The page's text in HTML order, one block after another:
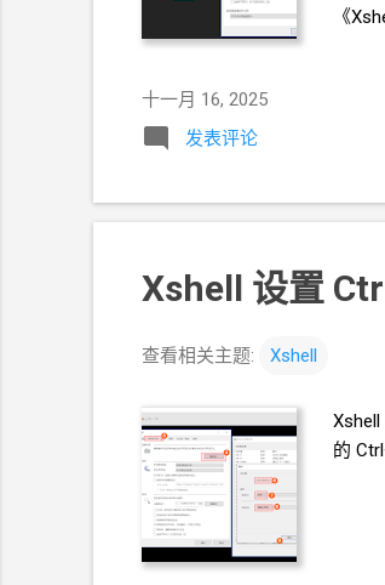
《
十一月 16, 2025
发表评论
Xshell 设置
查看相关主题: Xshell
的